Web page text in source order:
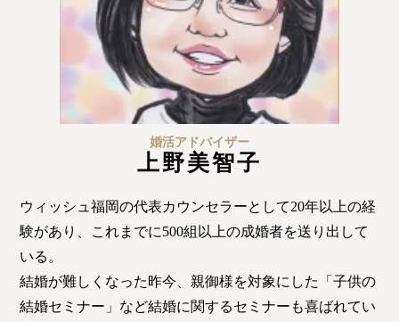
ウィッシュブログ
会社概要 プライバシーポリシー
特定商取引法の表記につい
婚活アドバイザー
上野美智子
ウィッシュ福岡の代表カウンセラーとして20年以上の経
験があり、これまでに500組以上の成婚者を送り出して
いる。
結婚が難しくなった昨今、親御様を対象にした「子供の
結婚セミナー」など結婚に関するセミナーも喜ばれてい